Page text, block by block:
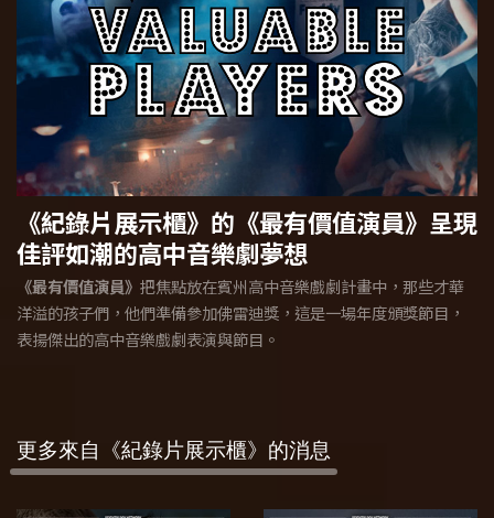
《紀錄片展示櫃》的《最有價值演員》呈現
佳評如潮的高中音樂劇夢想
《最有價值演員》 把焦點放在賓州高中音樂戲劇計畫中，那些才華
洋溢的孩子們，他們準備參加佛雷迪獎，這是一場年度頒獎節目，
表揚傑出的高中音樂戲劇表演與節目。
更多來自《紀錄片展示櫃》的消息